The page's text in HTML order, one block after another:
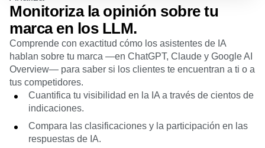
Monitoriza la opinión sobre tu
marca en los LLM.
Comprende con exactitud cómo los asistentes de IA
hablan sobre tu marca —en ChatGPT, Claude y Google AI
Overview— para saber si los clientes te encuentran a ti o a
tus competidores.
Cuantifica tu visibilidad en la IA a través de cientos de
indicaciones.
Compara las clasificaciones y la participación en las
respuestas de IA.